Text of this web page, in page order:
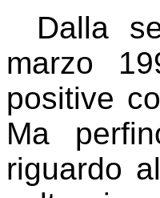
Dalla
marzo
positive
Ma
riguardo